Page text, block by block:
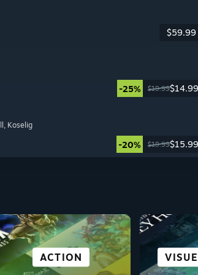
$59.99
-25% $19.99$14.99
, Koselig
-20% $19.99$15.99
ACTION
SLÅSSING
STRATEGI
RIK HISTORIE